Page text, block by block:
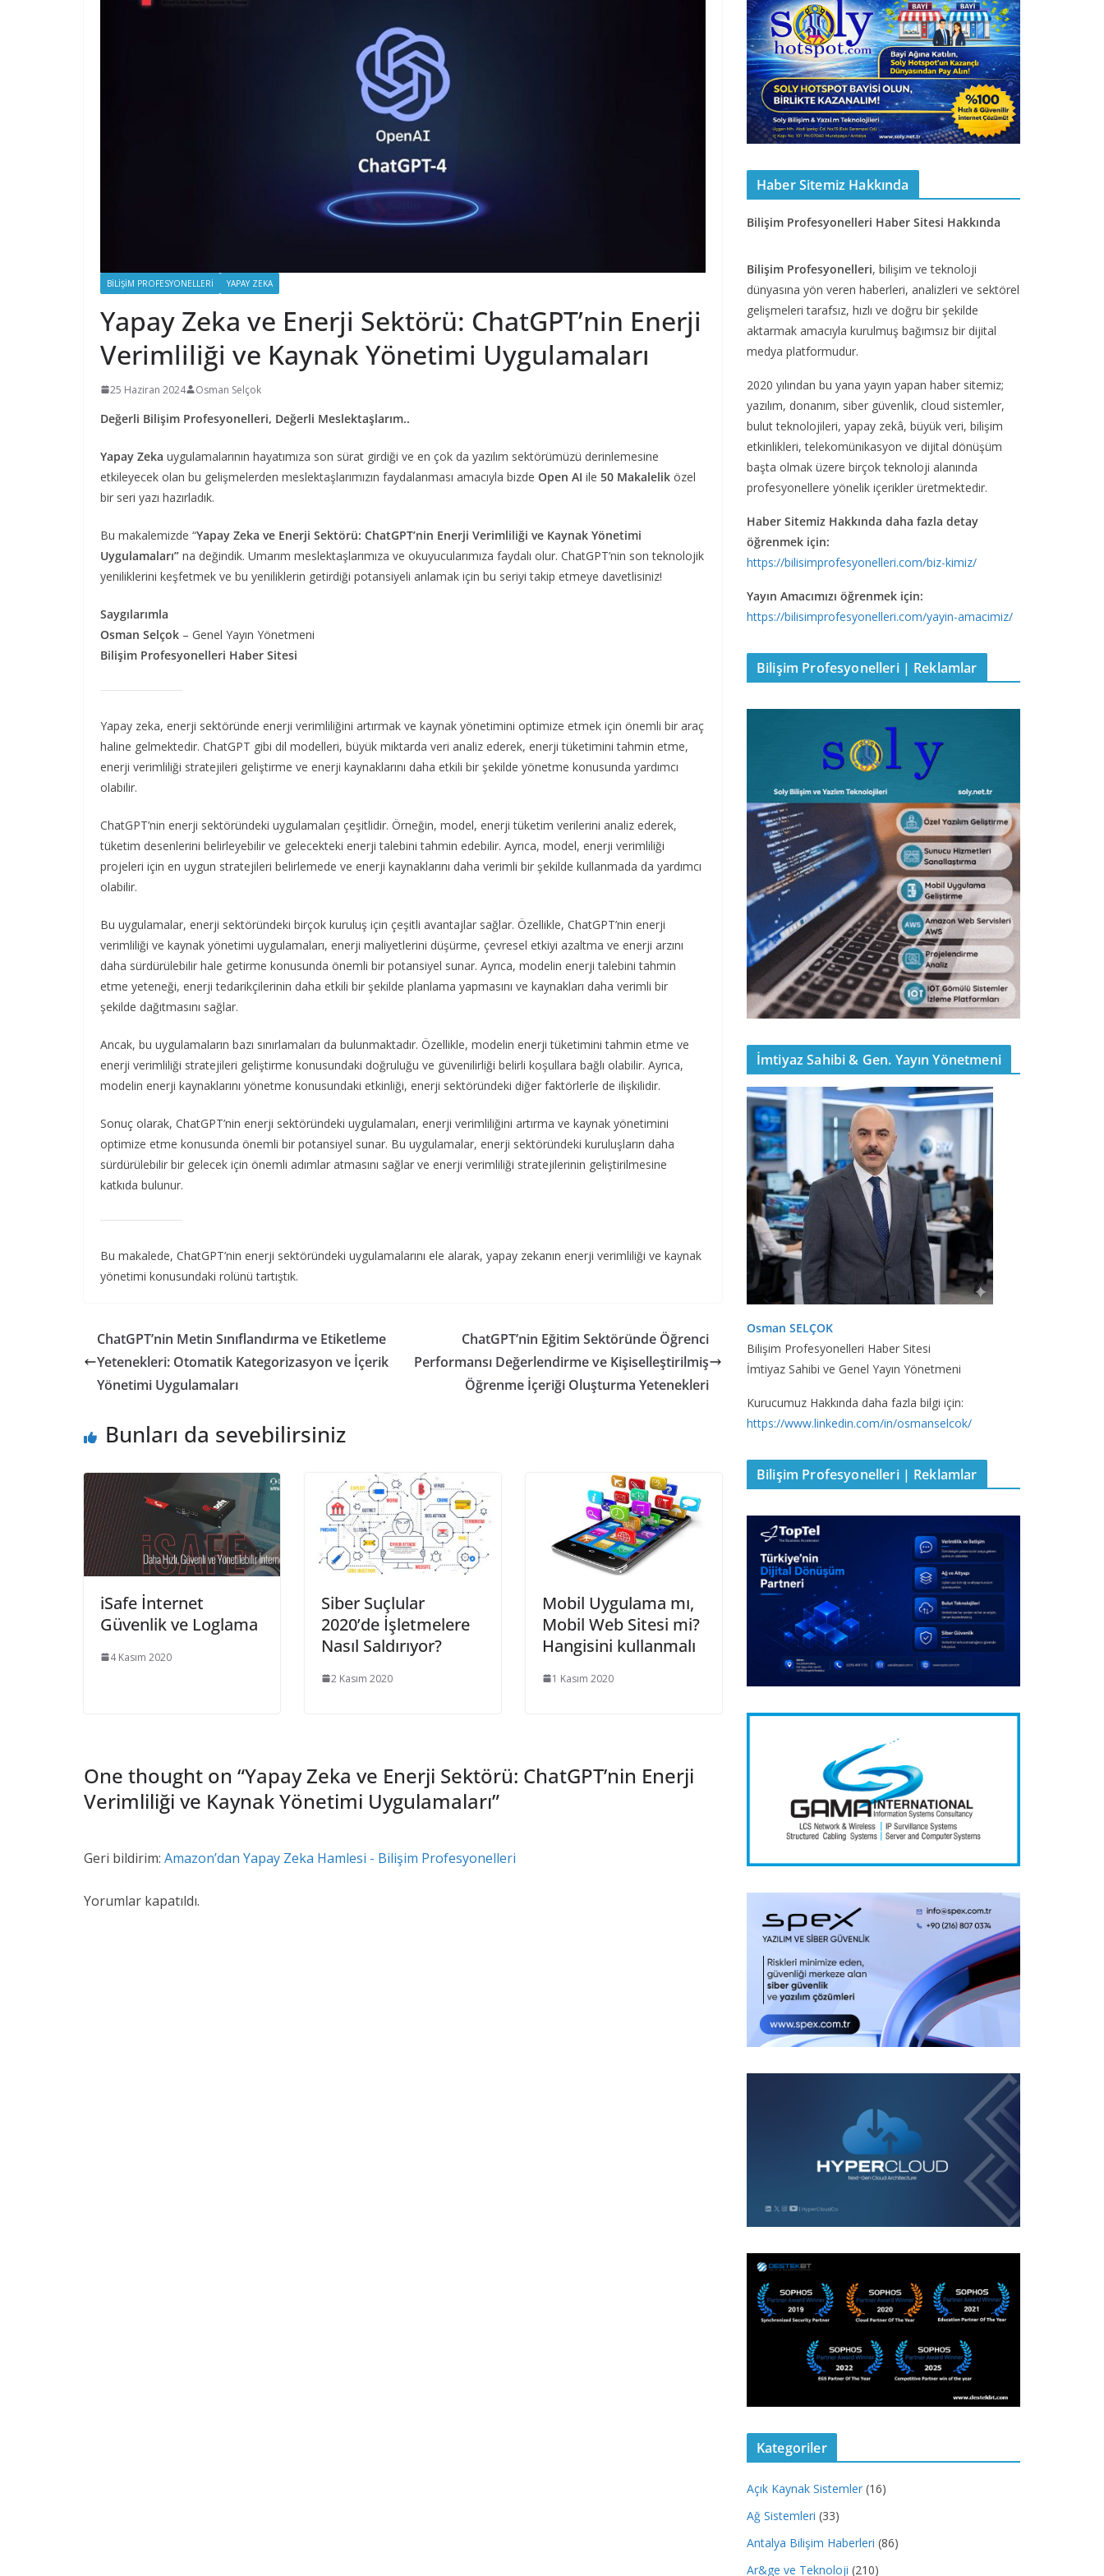
BILIŞIM PROFESYONELLERI YAPAY ZEKA
Yapay Zeka ve Enerji Sektörü: ChatGPT’nin Enerji
Verimliliği ve Kaynak Yönetimi Uygulamaları
25 Haziran 2024 Osman Selçok
Değerli Bilişim Profesyonelleri, Değerli Meslektaşlarım..
Yapay Zeka uygulamalarının hayatımıza son sürat girdiği ve en çok da yazılım sektörümüzü derinlemesine
etkileyecek olan bu gelişmelerden meslektaşlarımızın faydalanması amacıyla bizde Open AI ile 50 Makalelik özel
bir seri yazı hazırladık.
Bu makalemizde “Yapay Zeka ve Enerji Sektörü: ChatGPT’nin Enerji Verimliliği ve Kaynak Yönetimi
Uygulamaları” na değindik. Umarım meslektaşlarımıza ve okuyucularımıza faydalı olur. ChatGPT’nin son teknolojik
yeniliklerini keşfetmek ve bu yeniliklerin getirdiği potansiyeli anlamak için bu seriyi takip etmeye davetlisiniz!
Saygılarımla
Osman Selçok – Genel Yayın Yönetmeni
Bilişim Profesyonelleri Haber Sitesi
Yapay zeka, enerji sektöründe enerji verimliliğini artırmak ve kaynak yönetimini optimize etmek için önemli bir araç
haline gelmektedir. ChatGPT gibi dil modelleri, büyük miktarda veri analiz ederek, enerji tüketimini tahmin etme,
enerji verimliliği stratejileri geliştirme ve enerji kaynaklarını daha etkili bir şekilde yönetme konusunda yardımcı
olabilir.
ChatGPT’nin enerji sektöründeki uygulamaları çeşitlidir. Örneğin, model, enerji tüketim verilerini analiz ederek,
tüketim desenlerini belirleyebilir ve gelecekteki enerji talebini tahmin edebilir. Ayrıca, model, enerji verimliliği
projeleri için en uygun stratejileri belirlemede ve enerji kaynaklarını daha verimli bir şekilde kullanmada da yardımcı
olabilir.
Bu uygulamalar, enerji sektöründeki birçok kuruluş için çeşitli avantajlar sağlar. Özellikle, ChatGPT’nin enerji
verimliliği ve kaynak yönetimi uygulamaları, enerji maliyetlerini düşürme, çevresel etkiyi azaltma ve enerji arzını
daha sürdürülebilir hale getirme konusunda önemli bir potansiyel sunar. Ayrıca, modelin enerji talebini tahmin
etme yeteneği, enerji tedarikçilerinin daha etkili bir şekilde planlama yapmasını ve kaynakları daha verimli bir
şekilde dağıtmasını sağlar.
Ancak, bu uygulamaların bazı sınırlamaları da bulunmaktadır. Özellikle, modelin enerji tüketimini tahmin etme ve
enerji verimliliği stratejileri geliştirme konusundaki doğruluğu ve güvenilirliği belirli koşullara bağlı olabilir. Ayrıca,
modelin enerji kaynaklarını yönetme konusundaki etkinliği, enerji sektöründeki diğer faktörlerle de ilişkilidir.
Sonuç olarak, ChatGPT’nin enerji sektöründeki uygulamaları, enerji verimliliğini artırma ve kaynak yönetimini
optimize etme konusunda önemli bir potansiyel sunar. Bu uygulamalar, enerji sektöründeki kuruluşların daha
sürdürülebilir bir gelecek için önemli adımlar atmasını sağlar ve enerji verimliliği stratejilerinin geliştirilmesine
katkıda bulunur.
Bu makalede, ChatGPT’nin enerji sektöründeki uygulamalarını ele alarak, yapay zekanın enerji verimliliği ve kaynak
yönetimi konusundaki rolünü tartıştık.
ChatGPT’nin Metin Sınıflandırma ve Etiketleme
Yetenekleri: Otomatik Kategorizasyon ve İçerik
Yönetimi Uygulamaları
ChatGPT’nin Eğitim Sektöründe Öğrenci
Performansı Değerlendirme ve Kişiselleştirilmiş
Öğrenme İçeriği Oluşturma Yetenekleri
Bunları da sevebilirsiniz
iSafe İnternet
Güvenlik ve Loglama
4 Kasım 2020
Siber Suçlular
2020’de İşletmelere
Nasıl Saldırıyor?
2 Kasım 2020
Mobil Uygulama mı,
Mobil Web Sitesi mi?
Hangisini kullanmalı
1 Kasım 2020
One thought on “Yapay Zeka ve Enerji Sektörü: ChatGPT’nin Enerji
Verimliliği ve Kaynak Yönetimi Uygulamaları”
Geri bildirim: Amazon’dan Yapay Zeka Hamlesi - Bilişim Profesyonelleri
Yorumlar kapatıldı.
Haber Sitemiz Hakkında
Bilişim Profesyonelleri Haber Sitesi Hakkında
Bilişim Profesyonelleri, bilişim ve teknoloji
dünyasına yön veren haberleri, analizleri ve sektörel
gelişmeleri tarafsız, hızlı ve doğru bir şekilde
aktarmak amacıyla kurulmuş bağımsız bir dijital
medya platformudur.
2020 yılından bu yana yayın yapan haber sitemiz;
yazılım, donanım, siber güvenlik, cloud sistemler,
bulut teknolojileri, yapay zekâ, büyük veri, bilişim
etkinlikleri, telekomünikasyon ve dijital dönüşüm
başta olmak üzere birçok teknoloji alanında
profesyonellere yönelik içerikler üretmektedir.
Haber Sitemiz Hakkında daha fazla detay
öğrenmek için:
https://bilisimprofesyonelleri.com/biz-kimiz/
Yayın Amacımızı öğrenmek için:
https://bilisimprofesyonelleri.com/yayin-amacimiz/
Bilişim Profesyonelleri | Reklamlar
İmtiyaz Sahibi & Gen. Yayın Yönetmeni
Osman SELÇOK
Bilişim Profesyonelleri Haber Sitesi
İmtiyaz Sahibi ve Genel Yayın Yönetmeni
Kurucumuz Hakkında daha fazla bilgi için:
https://www.linkedin.com/in/osmanselcok/
Bilişim Profesyonelleri | Reklamlar
Kategoriler
Açık Kaynak Sistemler (16)
Ağ Sistemleri (33)
Antalya Bilişim Haberleri (86)
Ar&ge ve Teknoloji (210)